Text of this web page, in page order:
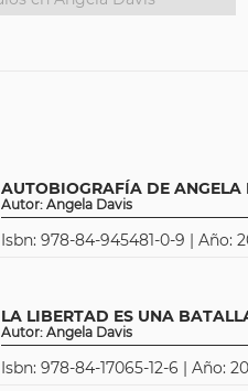
AUTOBIOGRAFÍA DE ANGELA
Autor: Angela Davis
Isbn: 978-84-945481-0-9 | Año:
LA LIBERTAD ES UNA
Autor: Angela Davis
Isbn: 978-84-17065-12-6 | Año: